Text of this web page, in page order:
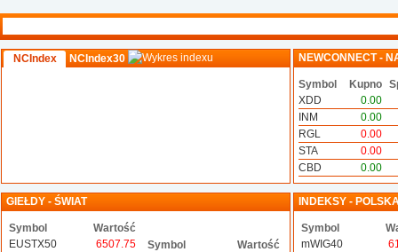
NCIndex NCIndex30 NEWCONNECT -
Symbol Kupno
XDD
0.00
INM
0.00
RGL
0.00
STA
0.00
CBD
0.00
GIEŁDY - ŚWIAT
Symbol
Wartość
EUSTX50
6507.75
Symbol
Wartość
INDEKSY -
Symbol
mWIG40